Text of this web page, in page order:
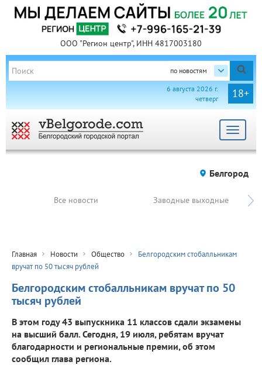
ООО "Регион центр", ИНН 4817003180
по новостям
18+
6 августа 2026 г.
четверг
Toggle
Белгород
Все новости Заводные выходные
Главная Новости Общество
Белгородским стобалльникам
вручат по 50 тысяч рублей
Белгородским стобалльникам вручат по 50
тысяч рублей
В этом году 43 выпускника 11 классов сдали экзамены
на высший балл. Сегодня, 19 июля, ребятам вручат
благодарности и региональные премии, об этом
сообщил глава региона.